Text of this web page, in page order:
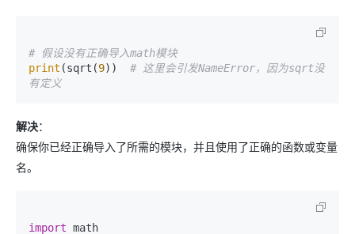
# 假设没有正确导入math模块
print (sqrt(9)) # 这里会引发NameError，因为sqrt没
有定义
解决：
确保你已经正确导入了所需的模块，并且使用了正确的函数或变量
名。
import